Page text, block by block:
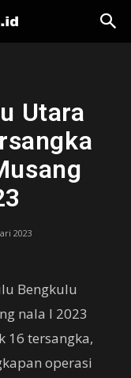
Utara
2023
Bengkulu
nala I 2023
16 tersangka,
operasi